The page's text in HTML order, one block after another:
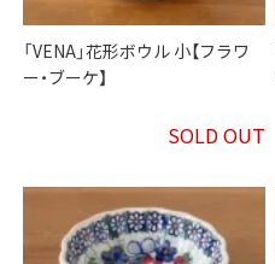
「VENA」花形ボウル 小【フラワ
ー・ブーケ】
SOLD OUT